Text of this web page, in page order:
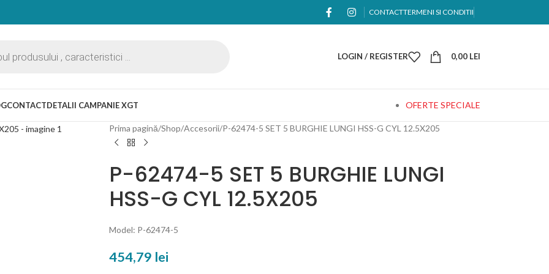
CONTACTTERMENI SI CONDITII
LOGIN / REGISTER 0,00 LEI
CONTACTDETALII CAMPANIE XGT OFERTE SPECIALE
Prima pagină Shop Accesorii P-62474-5 SET 5 BURGHIE LUNGI HSS-G CYL 12.5X205
P-62474-5 SET 5 BURGHIE LUNGI
HSS-G CYL 12.5X205
Model: P-62474-5
454,79 lei